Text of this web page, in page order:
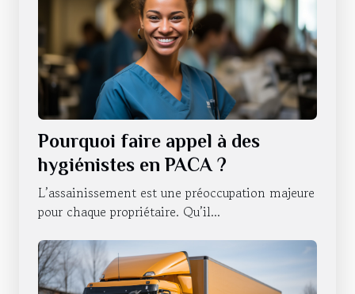
Pourquoi faire appel à des
hygiénistes en PACA ?
L’assainissement est une préoccupation majeure
pour chaque propriétaire. Qu’il...